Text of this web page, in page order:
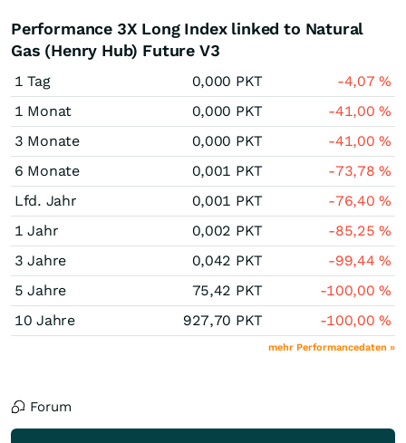
Performance 3X Long Index linked to Natural
Gas (Henry Hub) Future V3
1 Tag 0,000 PKT -4,07%
1 Monat
0,000 PKT -41,00%
3 Monate
0,000 PKT -41,00%
6 Monate
0,001 PKT -73,78%
Lfd. Jahr
0,001 PKT -76,40%
1 Jahr
0,002 PKT -85,25%
3 Jahre
0,042 PKT -99,44%
5 Jahre
75,42 PKT -100,00%
10 Jahre
927,70 PKT -100,00%
mehr Performancedaten »
Forum